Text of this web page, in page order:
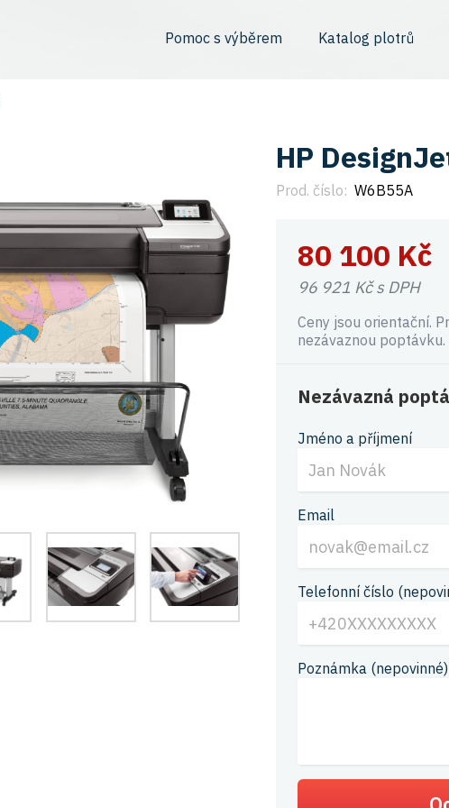
Pomoc s výběrem Katalog plotrů
HP
Prod. číslo: W6B55A
80 100 Kč
96 921 Kč s DPH
Ceny jsou orientační.
nezávaznou poptávku.
Nezávazná
Jméno a příjmení
Email
Telefonní číslo
Poznámka (nepovinné)